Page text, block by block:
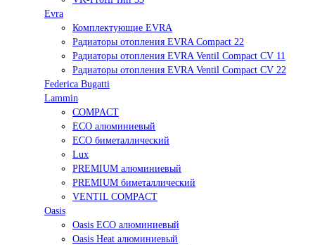
Evra
Комплектующие EVRA
Радиаторы отопления EVRA Compact 22
Радиаторы отопления EVRA Ventil Compact CV 11
Радиаторы отопления EVRA Ventil Compact CV 22
Federica Bugatti
Lammin
COMPACT
ECO алюминиевый
ECO биметаллический
Lux
PREMIUM алюминиевый
PREMIUM биметаллический
VENTIL COMPACT
Oasis
Oasis ECO алюминиевый
Oasis Heat алюминиевый